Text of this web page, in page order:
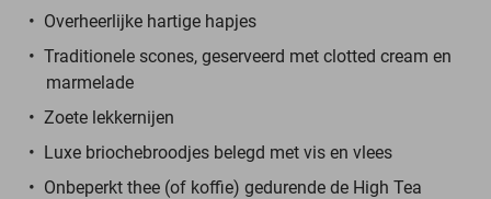
Overheerlijke hartige hapjes
Traditionele scones, geserveerd met clotted cream en
marmelade
Zoete lekkernijen
Luxe briochebroodjes belegd met vis en vlees
Onbeperkt thee (of koffie) gedurende de High Tea